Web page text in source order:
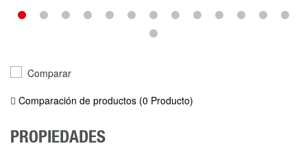
Comparar
Comparación de productos (0 Producto)
PROPIEDADES